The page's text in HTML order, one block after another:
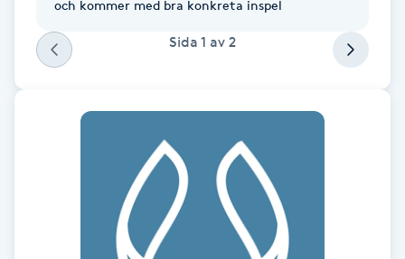
Fotvård
och kommer med bra konkreta inspel
Sida 1 av 2